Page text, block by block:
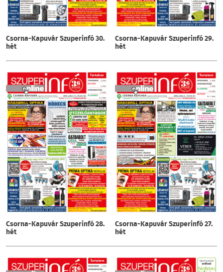
Csorna-Kapuvár Szuperinfó 30.
hét
Csorna-Kapuvár Szuperinfó 29.
hét
Csorna-Kapuvár Szuperinfó 28.
hét
Csorna-Kapuvár Szuperinfó 27.
hét